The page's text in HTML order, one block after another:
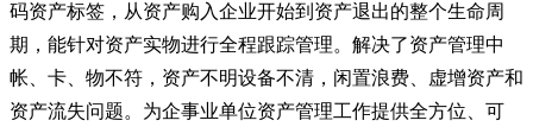
码资产标签，从资产购入企业开始到资产退出的整个生命周
期，能针对资产实物进行全程跟踪管理。解决了资产管理中
帐、卡、物不符，资产不明设备不清，闲置浪费、虚增资产和
资产流失问题。为企事业单位资产管理工作提供全方位、可